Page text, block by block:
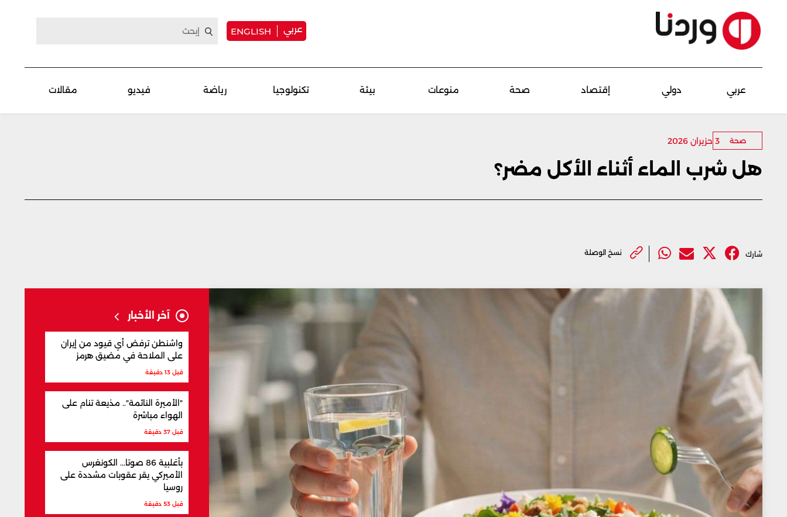
عربي ENGLISH
عربي دولي إقتصاد صحة منوعات بيئة تكنولوجيا رياضة فيديو مقالات
صحة 3 حزيران 2026
هل شرب الماء أثناء الأكل مضر؟
شارك نسخ الوصلة
آخر الأخبار
واشنطن ترفض أي قيود من إيران
على الملاحة في مضيق هرمز
قبل 13 دقيقة
"الأميرة النائمة".. مذيعة تنام على
الهواء مباشرة
قبل 37 دقيقة
بأغلبية 86 صوتا... الكونغرس
الأميركي يقر عقوبات مشددة على
روسيا
قبل 53 دقيقة